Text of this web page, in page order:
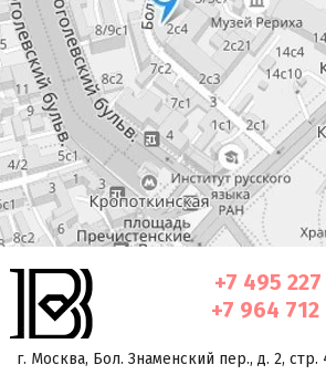
+7 495
+7 964
г. Москва, Бол. Знаменский пер., д. 2, стр.